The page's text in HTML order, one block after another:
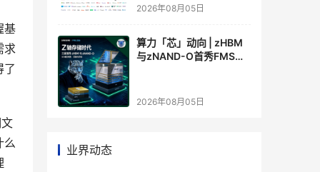
基
求
了
么
明度
2026年08月05日
算力「芯」动向 | zHBM
与zNAND-O首秀FMS
个维度，z轴算盘的魅力
2026年08月05日
业界动态